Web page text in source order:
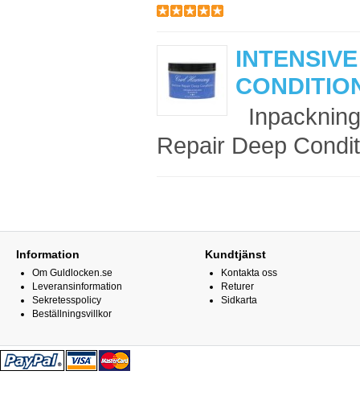
Repair Deep
Information
Om Guldlocken.se
Leveransinformation
Sekretesspolicy
Beställningsvillkor
Kundtjänst
Kontakta oss
Returer
Sidkarta